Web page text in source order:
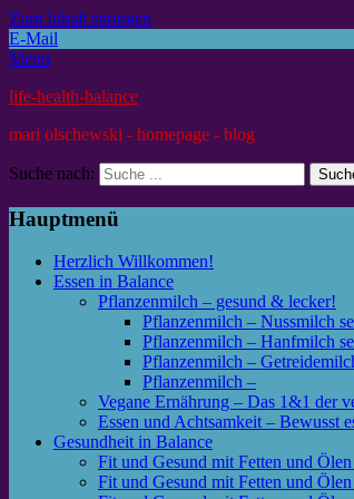
Zum Inhalt springen
E-Mail
Menu
life-health-balance
mari olschewski - homepage - blog
Suche nach:
Hauptmenü
Herzlich Willkommen!
Essen in Balance
Pflanzenmilch – gesund & lecker!
Pflanzenmilch – Nussmilch
Pflanzenmilch – Hanfmilch
Pflanzenmilch –
Pflanzenmilch –
Vegane Ernährung – Das 1&1 der
Essen und Achtsamkeit – Bewusst
Gesundheit in Balance
Fit und Gesund mit Fetten und
Fit und Gesund mit Fetten und